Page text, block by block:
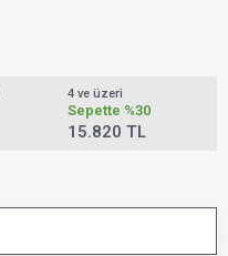
4 ve üzeri
Sepette %30
15.820 TL